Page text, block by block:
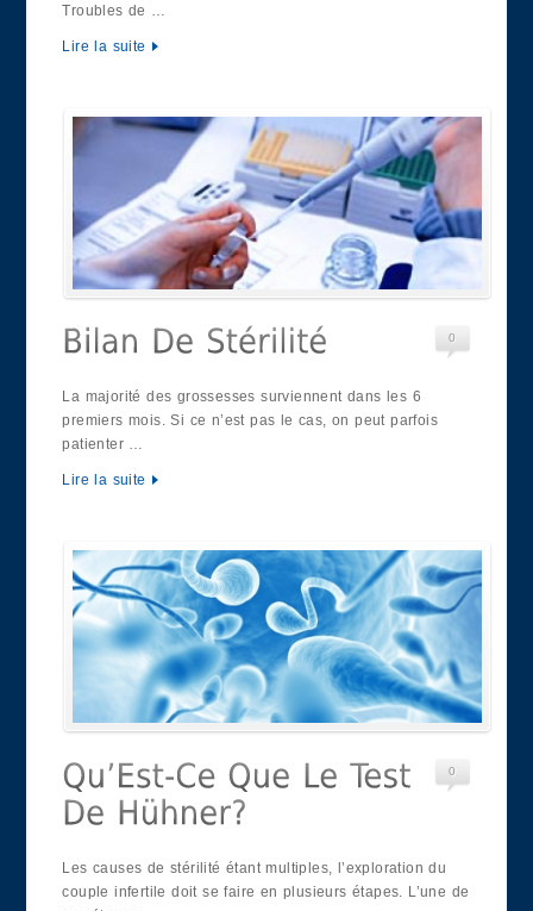
Troubles de …
Lire la suite
0
La majorité des grossesses surviennent dans les 6
premiers mois. Si ce n’est pas le cas, on peut parfois
patienter …
Lire la suite
0
Les causes de stérilité étant multiples, l’exploration du
couple infertile doit se faire en plusieurs étapes. L’une de